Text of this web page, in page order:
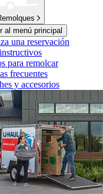
al menú principal
una reservación
para remolcar
frecuentes
y accesorios